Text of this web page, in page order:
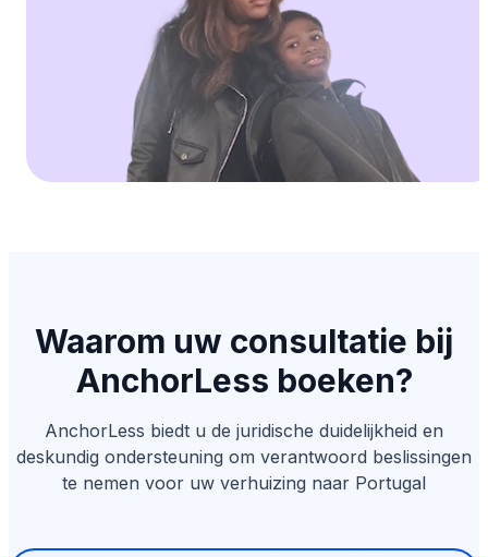
Waarom uw consultatie bij
AnchorLess boeken?
AnchorLess biedt u de juridische duidelijkheid en
deskundig ondersteuning om verantwoord beslissingen
te nemen voor uw verhuizing naar Portugal